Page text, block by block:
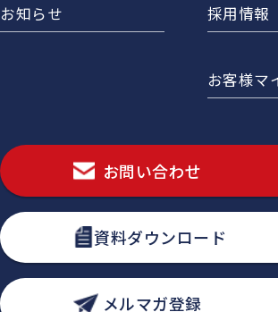
お知らせ 採用情報
お客様マ
お問い合わせ
資料ダウンロード
メルマガ登録